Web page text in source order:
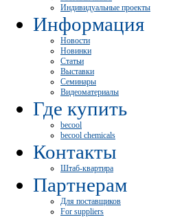
Индивидуальные проекты
Информация
Новости
Новинки
Статьи
Выставки
Семинары
Видеоматериалы
Где купить
becool
becool chemicals
Контакты
Штаб-квартира
Партнерам
Для поставщиков
For suppliers